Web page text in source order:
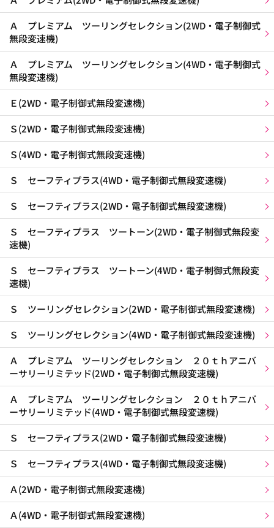
Ａ プレミアム ツーリングセレクション(2WD・電子制御式
無段変速機)
Ａ プレミアム ツーリングセレクション(4WD・電子制御式
無段変速機)
Ｅ(2WD・電子制御式無段変速機)
Ｓ(2WD・電子制御式無段変速機)
Ｓ(4WD・電子制御式無段変速機)
Ｓ セーフティプラス(4WD・電子制御式無段変速機)
Ｓ セーフティプラス(2WD・電子制御式無段変速機)
Ｓ セーフティプラス ツートーン(2WD・電子制御式無段変
速機)
Ｓ セーフティプラス ツートーン(4WD・電子制御式無段変
速機)
Ｓ ツーリングセレクション(2WD・電子制御式無段変速機)
Ｓ ツーリングセレクション(4WD・電子制御式無段変速機)
Ａ プレミアム ツーリングセレクション ２０ｔｈアニバ
ーサリーリミテッド(2WD・電子制御式無段変速機)
Ａ プレミアム ツーリングセレクション ２０ｔｈアニバ
ーサリーリミテッド(4WD・電子制御式無段変速機)
Ｓ セーフティプラス(2WD・電子制御式無段変速機)
Ｓ セーフティプラス(4WD・電子制御式無段変速機)
Ａ(2WD・電子制御式無段変速機)
Ａ(4WD・電子制御式無段変速機)